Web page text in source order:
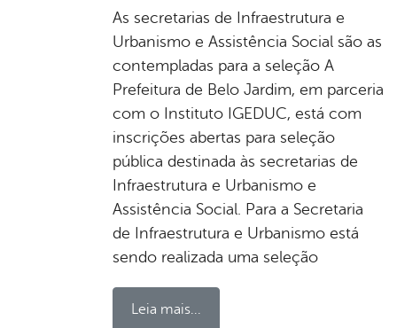
As secretarias de Infraestrutura e
Urbanismo e Assistência Social são as
contempladas para a seleção A
Prefeitura de Belo Jardim, em parceria
com o Instituto IGEDUC, está com
inscrições abertas para seleção
pública destinada às secretarias de
Infraestrutura e Urbanismo e
Assistência Social. Para a Secretaria
de Infraestrutura e Urbanismo está
sendo realizada uma seleção
Leia mais...